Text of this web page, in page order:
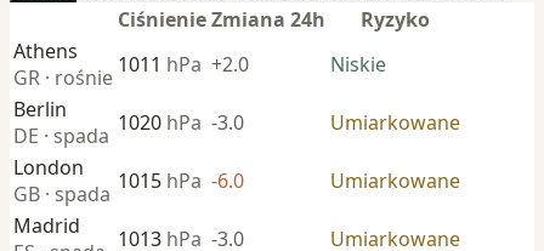
CiśnienieZmiana 24h
Ryzyko
Athens
GR · rośnie 1011 hPa +2.0
Niskie
Berlin
DE · spada 1020 hPa -3.0
Umiarkowane
London
GB · spada 1015 hPa -6.0
Umiarkowane
Madrid
1013 hPa -3.0
Umiarkowane